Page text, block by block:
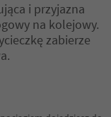
i przyjazna
na kolejowy.
zabierze